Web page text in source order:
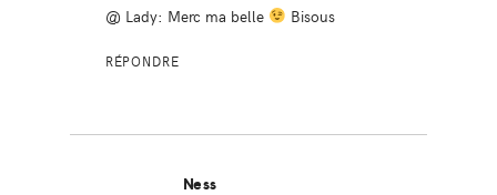
@ Lady: Merc ma belle
Bisous
RÉPONDRE
Ness